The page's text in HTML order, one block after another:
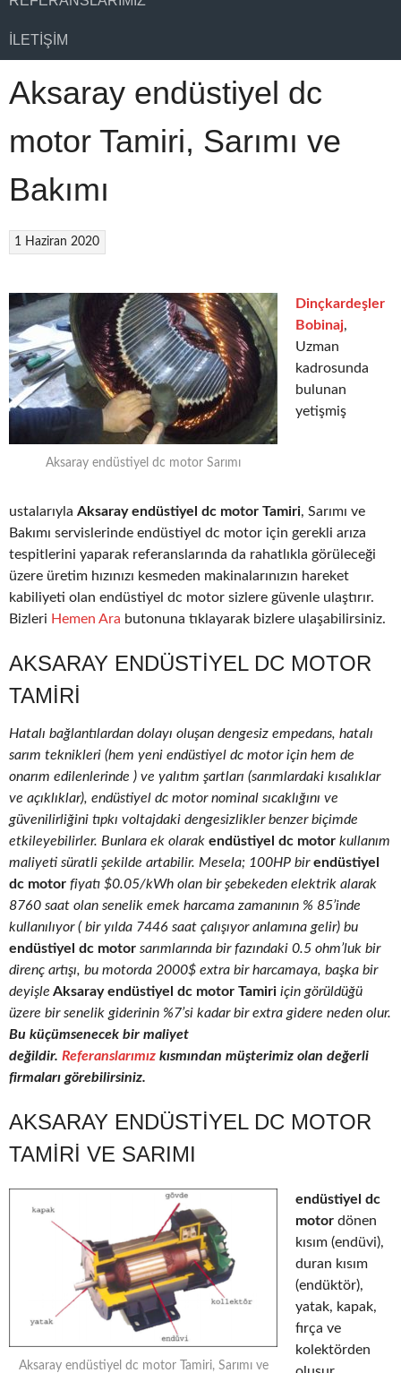
İLETIŞIM
Aksaray endüstiyel dc
motor Tamiri, Sarımı ve
Bakımı
1 Haziran 2020
Aksaray endüstiyel dc motor Sarımı
Dinçkardeşler
Bobinaj,
Uzman
kadrosunda
bulunan
yetişmiş
ustalarıyla Aksaray endüstiyel dc motor Tamiri, Sarımı ve
Bakımı servislerinde endüstiyel dc motor için gerekli arıza
tespitlerini yaparak referanslarında da rahatlıkla görüleceği
üzere üretim hızınızı kesmeden makinalarınızın hareket
kabiliyeti olan endüstiyel dc motor sizlere güvenle ulaştırır.
Bizleri Hemen Ara butonuna tıklayarak bizlere ulaşabilirsiniz.
AKSARAY ENDÜSTIYEL DC MOTOR
TAMIRI
Hatalı bağlantılardan dolayı oluşan dengesiz empedans, hatalı
sarım teknikleri (hem yeni endüstiyel dc motor için hem de
onarım edilenlerinde ) ve yalıtım şartları (sarımlardaki kısalıklar
ve açıklıklar), endüstiyel dc motor nominal sıcaklığını ve
güvenilirliğini tıpkı voltajdaki dengesizlikler benzer biçimde
etkileyebilirler. Bunlara ek olarak endüstiyel dc motor kullanım
maliyeti süratli şekilde artabilir. Mesela; 100HP birendüstiyel
dc motor fiyatı $0.05/kWh olan bir şebekeden elektrik alarak
8760 saat olan senelik emek harcama zamanının % 85’inde
kullanılıyor ( bir yılda 7446 saat çalışıyor anlamına gelir) bu
endüstiyel dc motor sarımlarında bir fazındaki 0.5 ohm’luk bir
direnç artışı, bu motorda 2000$ extra bir harcamaya, başka bir
deyişle Aksaray endüstiyel dc motor Tamiri için görüldüğü
üzere bir senelik giderinin %7’si kadar bir extra gidere neden olur.
Bu küçümsenecek bir maliyet
değildir. Referanslarımız kısmından müşterimiz olan değerli
firmaları görebilirsiniz.
AKSARAY ENDÜSTIYEL DC MOTOR
TAMIRI VE SARIMI
Aksaray endüstiyel dc motor Tamiri, Sarımı ve
endüstiyel dc
motor dönen
kısım (endüvi),
duran kısım
(endüktör),
yatak, kapak,
fırça ve
kolektörden